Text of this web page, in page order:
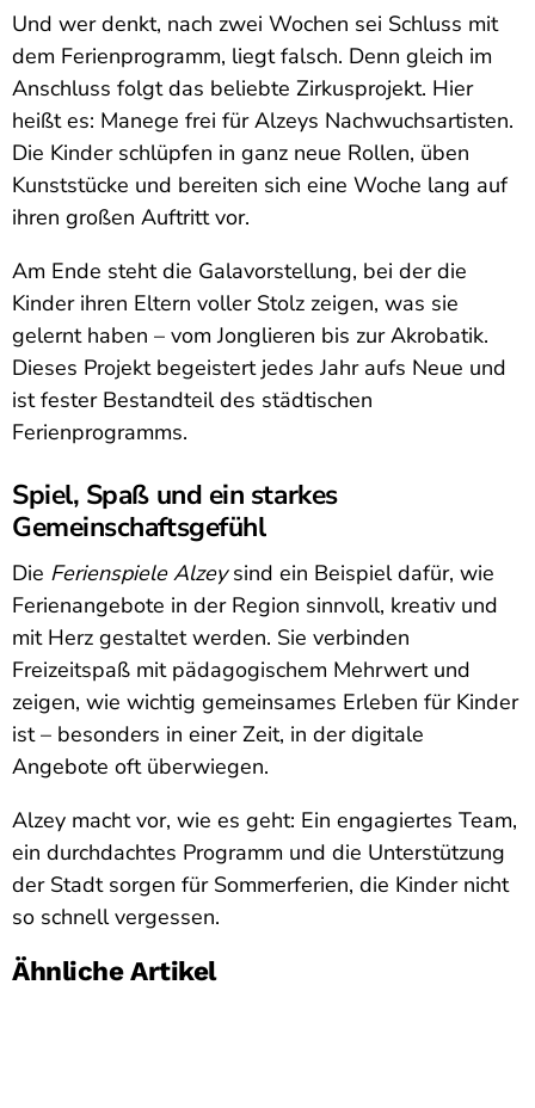
Und wer denkt, nach zwei Wochen sei Schluss mit
dem Ferienprogramm, liegt falsch. Denn gleich im
Anschluss folgt das beliebte Zirkusprojekt. Hier
heißt es: Manege frei für Alzeys Nachwuchsartisten.
Die Kinder schlüpfen in ganz neue Rollen, üben
Kunststücke und bereiten sich eine Woche lang auf
ihren großen Auftritt vor.
Am Ende steht die Galavorstellung, bei der die
Kinder ihren Eltern voller Stolz zeigen, was sie
gelernt haben – vom Jonglieren bis zur Akrobatik.
Dieses Projekt begeistert jedes Jahr aufs Neue und
ist fester Bestandteil des städtischen
Ferienprogramms.
Spiel, Spaß und ein starkes
Gemeinschaftsgefühl
Die Ferienspiele Alzeysind ein Beispiel dafür, wie
Ferienangebote in der Region sinnvoll, kreativ und
mit Herz gestaltet werden. Sie verbinden
Freizeitspaß mit pädagogischem Mehrwert und
zeigen, wie wichtig gemeinsames Erleben für Kinder
ist – besonders in einer Zeit, in der digitale
Angebote oft überwiegen.
Alzey macht vor, wie es geht: Ein engagiertes Team,
ein durchdachtes Programm und die Unterstützung
der Stadt sorgen für Sommerferien, die Kinder nicht
so schnell vergessen.
Ähnliche Artikel